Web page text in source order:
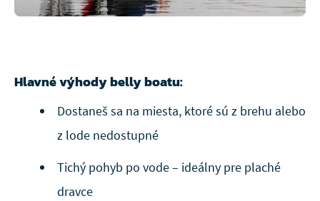
Hlavné výhody belly boatu:
Dostaneš sa na miesta, ktoré sú z brehu alebo
z lode nedostupné
Tichý pohyb po vode – ideálny pre plaché
dravce